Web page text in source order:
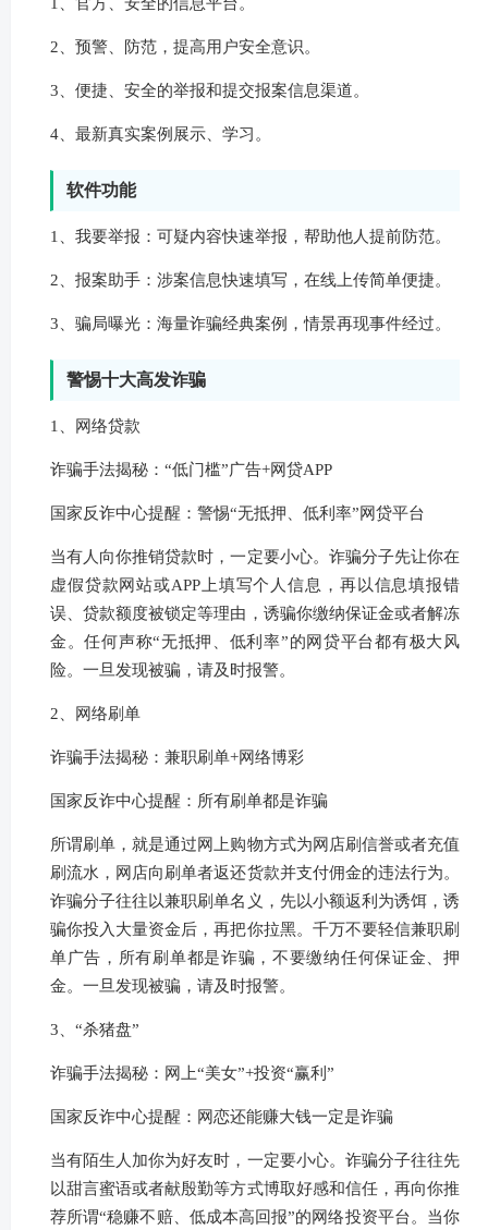
2、预警、防范，提高用户安全意识。
3、便捷、安全的举报和提交报案信息渠道。
4、最新真实案例展示、学习。
软件功能
1、我要举报：可疑内容快速举报，帮助他人提前防范。
2、报案助手：涉案信息快速填写，在线上传简单便捷。
3、骗局曝光：海量诈骗经典案例，情景再现事件经过。
警惕十大高发诈骗
1、网络贷款
诈骗手法揭秘：“低门槛”广告+网贷APP
国家反诈中心提醒：警惕“无抵押、低利率”网贷平台
当有人向你推销贷款时，一定要小心。诈骗分子先让你在
虚假贷款网站或APP上填写个人信息，再以信息填报错
误、贷款额度被锁定等理由，诱骗你缴纳保证金或者解冻
金。任何声称“无抵押、低利率”的网贷平台都有极大风
险。一旦发现被骗，请及时报警。
2、网络刷单
诈骗手法揭秘：兼职刷单+网络博彩
国家反诈中心提醒：所有刷单都是诈骗
所谓刷单，就是通过网上购物方式为网店刷信誉或者充值
刷流水，网店向刷单者返还货款并支付佣金的违法行为。
诈骗分子往往以兼职刷单名义，先以小额返利为诱饵，诱
骗你投入大量资金后，再把你拉黑。千万不要轻信兼职刷
单广告，所有刷单都是诈骗，不要缴纳任何保证金、押
金。一旦发现被骗，请及时报警。
3、“杀猪盘”
诈骗手法揭秘：网上“美女”+投资“赢利”
国家反诈中心提醒：网恋还能赚大钱一定是诈骗
当有陌生人加你为好友时，一定要小心。诈骗分子往往先
以甜言蜜语或者献殷勤等方式博取好感和信任，再向你推
荐所谓“稳赚不赔、低成本高回报”的网络投资平台。当你